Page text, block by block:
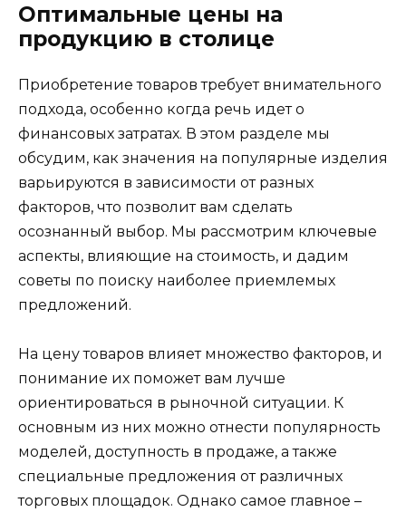
Оптимальные цены на
продукцию в столице
Приобретение товаров требует внимательного
подхода, особенно когда речь идет о
финансовых затратах. В этом разделе мы
обсудим, как значения на популярные изделия
варьируются в зависимости от разных
факторов, что позволит вам сделать
осознанный выбор. Мы рассмотрим ключевые
аспекты, влияющие на стоимость, и дадим
советы по поиску наиболее приемлемых
предложений.
На цену товаров влияет множество факторов, и
понимание их поможет вам лучше
ориентироваться в рыночной ситуации. К
основным из них можно отнести популярность
моделей, доступность в продаже, а также
специальные предложения от различных
торговых площадок. Однако самое главное –